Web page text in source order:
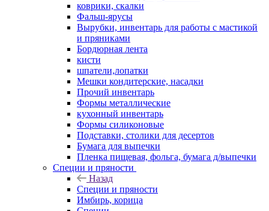
коврики, скалки
Фальш-ярусы
Вырубки, инвентарь для работы с мастикой
и пряниками
Бордюрная лента
кисти
шпатели,лопатки
Мешки кондитерские, насадки
Прочий инвентарь
Формы металлические
кухонный инвентарь
Формы силиконовые
Подставки, столики для десертов
Бумага для выпечки
Пленка пищевая, фольга, бумага д/выпечки
Специи и пряности
Назад
Специи и пряности
Имбирь, корица